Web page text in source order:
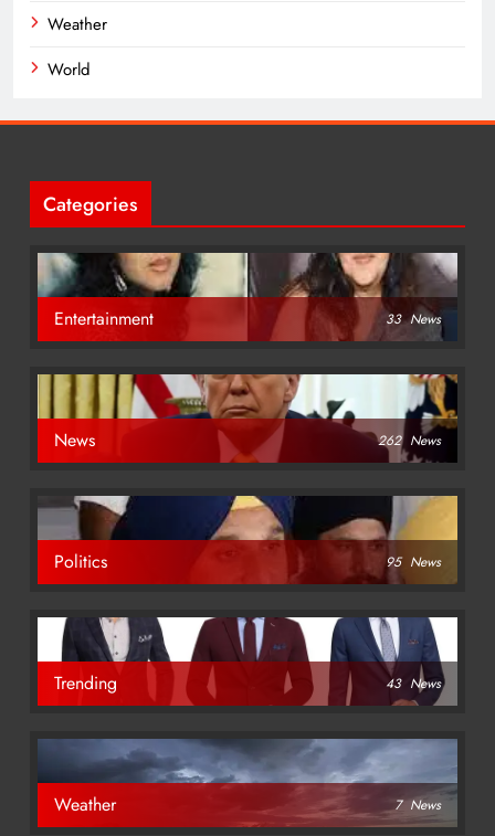
Weather
World
Categories
Entertainment 33 News
News 262 News
Politics 95 News
Trending 43 News
Weather 7 News